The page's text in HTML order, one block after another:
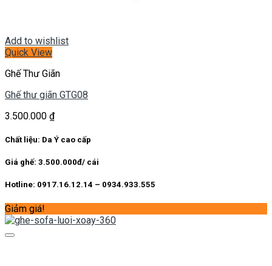
Add to wishlist
Quick View
Ghế Thư Giãn
Ghế thư giãn GTG08
3.500.000 ₫
Chất liệu: Da Ý cao cấp
Giá ghế: 3.500.000đ/ cái
Hotline: 0917.16.12.14 – 0934.933.555
Giảm giá!